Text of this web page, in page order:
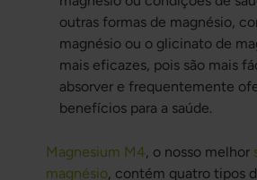
outras formas de magnésio,
magnésio ou o glicinato de
mais eficazes, pois são mais
absorver e frequentemente
benefícios para a saúde.
Magnesium M4, o nosso melhor
magnésio, contém quatro tipos